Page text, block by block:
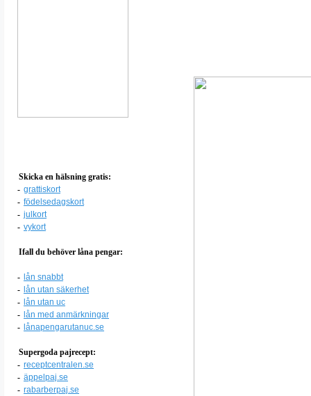
Skicka en hälsning gratis:
- grattiskort
- födelsedagskort
- julkort
- vykort
Ifall du behöver låna pengar:
- lån snabbt
- lån utan säkerhet
- lån utan uc
- lån med anmärkningar
- lånapengarutanuc.se
Supergoda pajrecept:
- receptcentralen.se
- äppelpaj.se
- rabarberpaj.se